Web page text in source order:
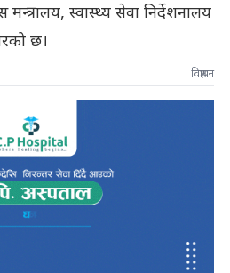
स्वास्थ्य सेवा निर्देशनालय
छ।
विज्ञापन